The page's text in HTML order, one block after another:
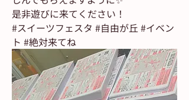
是非遊びに来てください！
#スイーツフェスタ #自由が丘 #イベン
ト #絶対来てね